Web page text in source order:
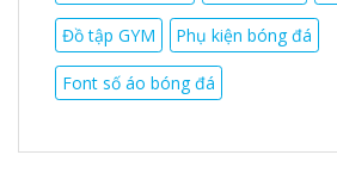
Đồ tập GYM Phụ kiện bóng đá
Font số áo bóng đá